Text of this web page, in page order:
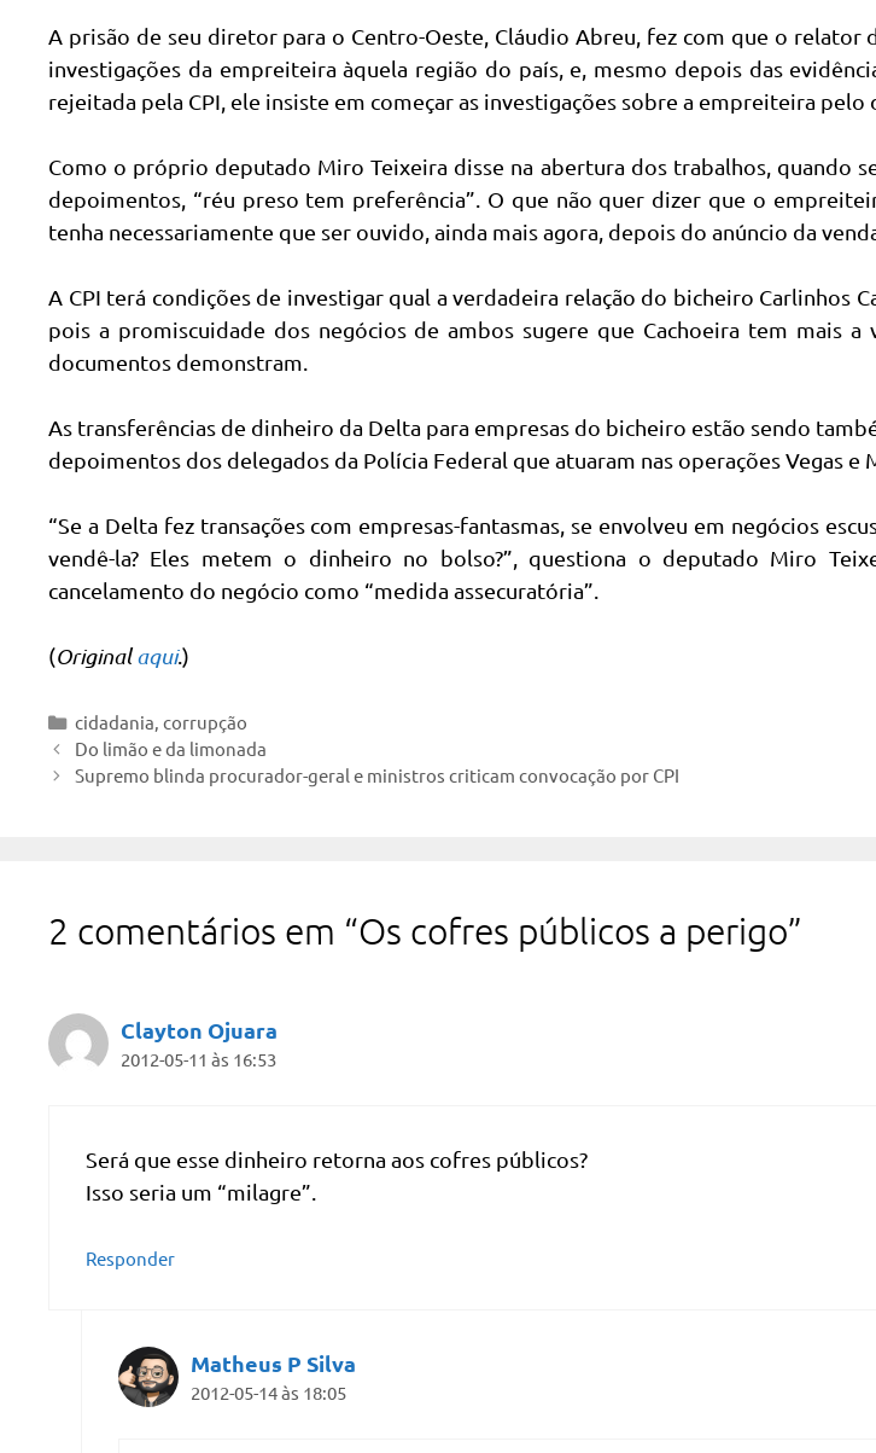
A prisão de seu diretor para o Centro-Oeste, Cláudio Abreu, fez com que o relator
investigações da empreiteira àquela região do país, e, mesmo depois das
rejeitada pela CPI, ele insiste em começar as investigações sobre a empreiteira pelo
Como o próprio deputado Miro Teixeira disse na abertura dos trabalhos, quando
depoimentos, “réu preso tem preferência”. O que não quer dizer que o
tenha necessariamente que ser ouvido, ainda mais agora, depois do anúncio da
A CPI terá condições de investigar qual a verdadeira relação do bicheiro Carlinhos
pois a promiscuidade dos negócios de ambos sugere que Cachoeira tem mais
documentos demonstram.
As transferências de dinheiro da Delta para empresas do bicheiro estão sendo
depoimentos dos delegados da Polícia Federal que atuaram nas operações Vegas e
“Se a Delta fez transações com empresas-fantasmas, se envolveu em negócios
vendê-la? Eles metem o dinheiro no bolso?”, questiona o deputado Miro
cancelamento do negócio como “medida assecuratória”.
(Originalaqui.)
Categorias
cidadania,corrupção
Do limão e da limonada
Supremo blinda procurador-geral e ministros criticam convocação por CPI
2 comentários em “Os cofres públicos a perigo”
Clayton Ojuara
2012-05-11 às 16:53
Será que esse dinheiro retorna aos cofres públicos?
Isso seria um “milagre”.
Responder
Matheus P Silva
2012-05-14 às 18:05